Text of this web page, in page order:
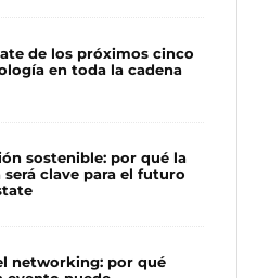
de los próximos cinco
en toda la cadena
sostenible: por qué la
clave para el futuro
networking: por qué